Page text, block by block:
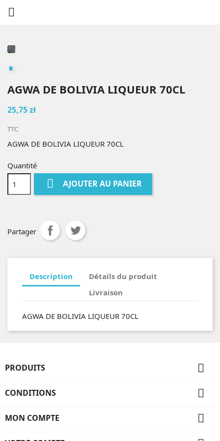

AGWA DE BOLIVIA LIQUEUR 70CL
25,75 zł
TTC
AGWA DE BOLIVIA LIQUEUR 70CL
Quantité
 AJOUTER AU PANIER
Partager
Description
Détails du produit
Livraison
AGWA DE BOLIVIA LIQUEUR 70CL
PRODUITS 
CONDITIONS 
MON COMPTE 